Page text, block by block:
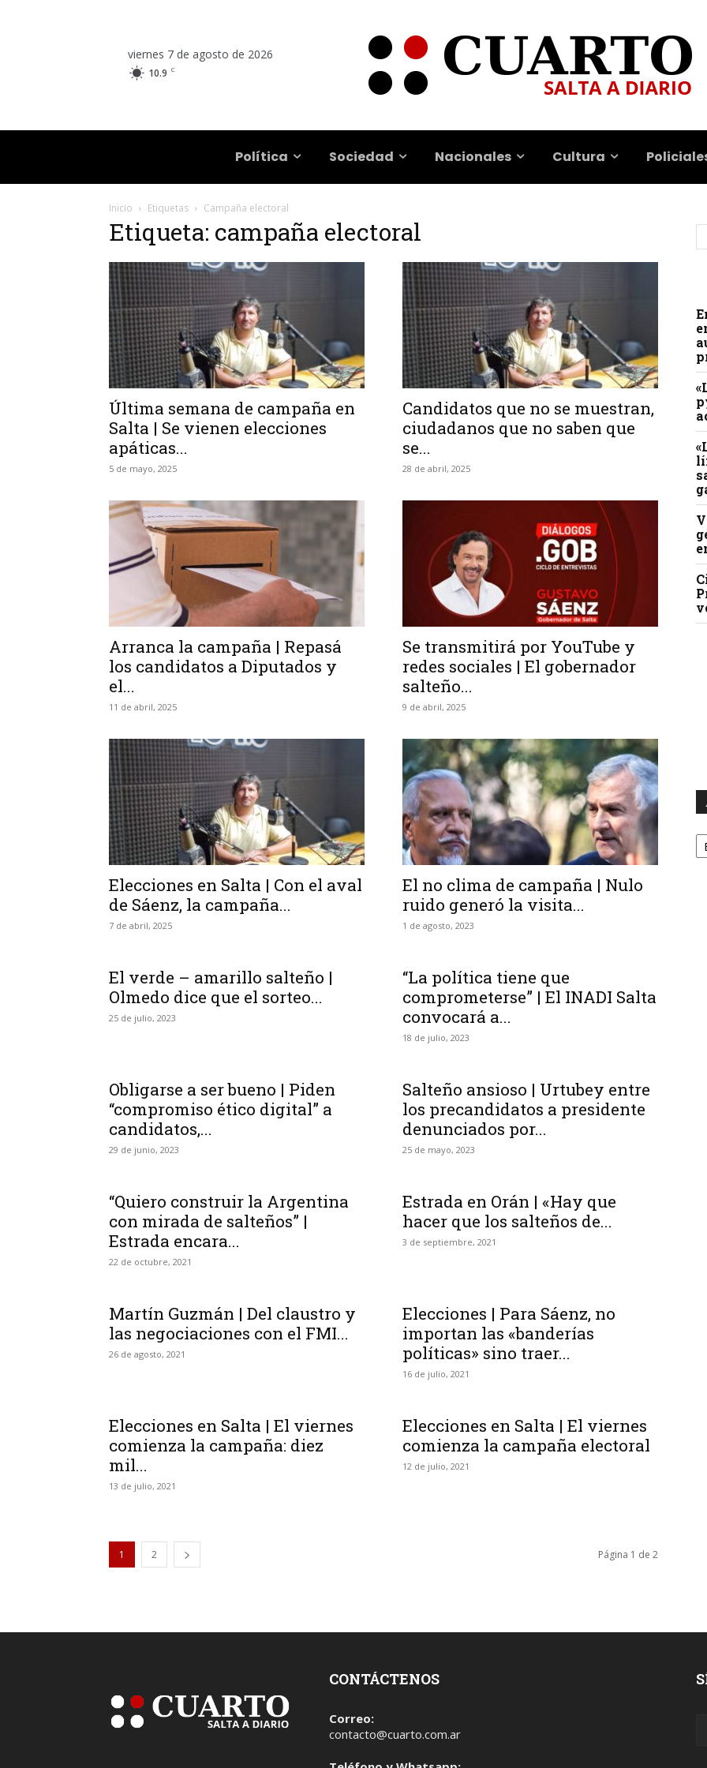
viernes 7 de agosto de 2026
10.9 C
Política Sociedad Nacionales Cultura
Inicio Etiquetas Campaña electoral
Etiqueta: campaña electoral
Última semana de campaña en
Salta | Se vienen elecciones
apáticas...
5 de mayo, 2025
Candidatos que no se muestran,
ciudadanos que no saben que
se...
28 de abril, 2025
Arranca la campaña | Repasá
los candidatos a Diputados y
el...
11 de abril, 2025
Se transmitirá por YouTube y
redes sociales | El gobernador
salteño...
9 de abril, 2025
Elecciones en Salta | Con el aval
de Sáenz, la campaña...
7 de abril, 2025
El no clima de campaña | Nulo
ruido generó la visita...
1 de agosto, 2023
El verde – amarillo salteño |
Olmedo dice que el sorteo...
25 de julio, 2023
“La política tiene que
comprometerse” | El INADI Salta
convocará a...
18 de julio, 2023
Obligarse a ser bueno | Piden
“compromiso ético digital” a
candidatos,...
29 de junio, 2023
Salteño ansioso | Urtubey entre
los precandidatos a presidente
denunciados por...
25 de mayo, 2023
“Quiero construir la Argentina
con mirada de salteños” |
Estrada encara...
22 de octubre, 2021
Estrada en Orán | «Hay que
hacer que los salteños de...
3 de septiembre, 2021
Martín Guzmán | Del claustro y
las negociaciones con el FMI...
26 de agosto, 2021
Elecciones | Para Sáenz, no
importan las «banderías
políticas» sino traer...
16 de julio, 2021
Elecciones en Salta | El viernes
comienza la campaña: diez
mil...
13 de julio, 2021
Elecciones en Salta | El viernes
comienza la campaña electoral
12 de julio, 2021
1 2 Página 1 de 2
CONTÁCTENOS
Correo:
contacto@cuarto.com.ar